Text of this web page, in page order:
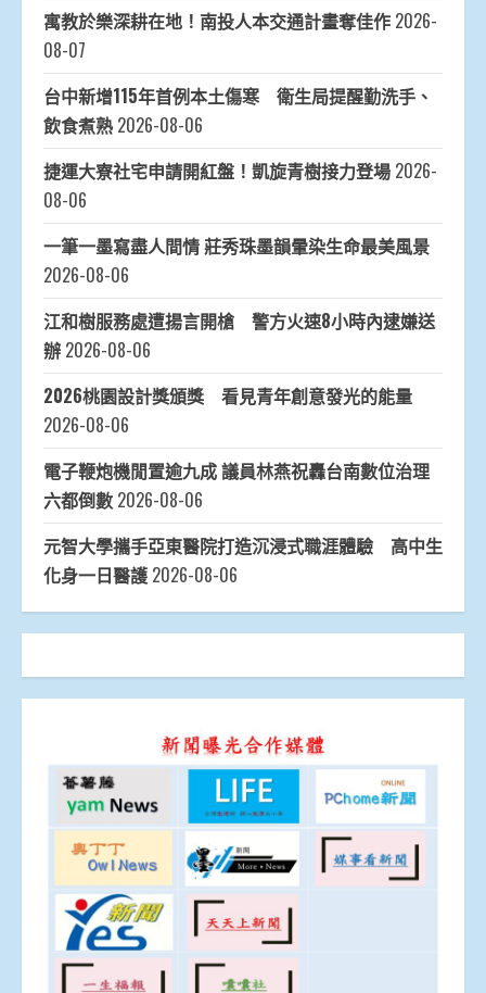
寓教於樂深耕在地！南投人本交通計畫奪佳作 2026-
08-07
台中新增115年首例本土傷寒 衛生局提醒勤洗手、
飲食煮熟 2026-08-06
捷運大寮社宅申請開紅盤！凱旋青樹接力登場 2026-
08-06
一筆一墨寫盡人間情 莊秀珠墨韻暈染生命最美風景
2026-08-06
江和樹服務處遭揚言開槍 警方火速8小時內逮嫌送
辦 2026-08-06
2026桃園設計獎頒獎 看見青年創意發光的能量
2026-08-06
電子鞭炮機閒置逾九成 議員林燕祝轟台南數位治理
六都倒數 2026-08-06
元智大學攜手亞東醫院打造沉浸式職涯體驗 高中生
化身一日醫護 2026-08-06